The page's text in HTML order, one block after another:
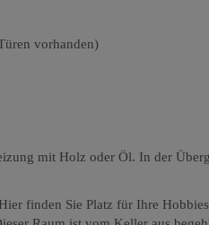
vorhanden)
mit Holz oder Öl. In der
finden Sie Platz für Ihre